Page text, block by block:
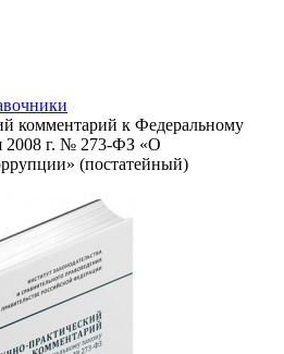
комментарий к Федеральному
2008 г. № 273-ФЗ «О
(постатейный)